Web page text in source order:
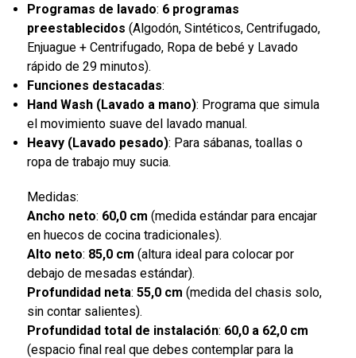
Programas de lavado: 6 programas
preestablecidos (Algodón, Sintéticos, Centrifugado,
Enjuague + Centrifugado, Ropa de bebé y Lavado
rápido de 29 minutos).
Funciones destacadas:
Hand Wash (Lavado a mano): Programa que simula
el movimiento suave del lavado manual.
Heavy (Lavado pesado): Para sábanas, toallas o
ropa de trabajo muy sucia.
Medidas:
Ancho neto: 60,0 cm (medida estándar para encajar
en huecos de cocina tradicionales).
Alto neto: 85,0 cm (altura ideal para colocar por
debajo de mesadas estándar).
Profundidad neta: 55,0 cm (medida del chasis solo,
sin contar salientes).
Profundidad total de instalación: 60,0 a 62,0 cm
(espacio final real que debes contemplar para la